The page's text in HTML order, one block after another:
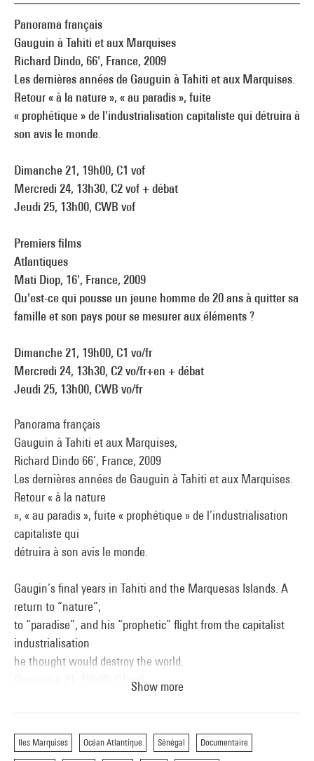
Panorama français
Gauguin à Tahiti et aux Marquises
Richard Dindo, 66', France, 2009
Les dernières années de Gauguin à Tahiti et aux Marquises.
Retour « à la nature », « au paradis », fuite
« prophétique » de l'industrialisation capitaliste qui détruira à
son avis le monde.
Dimanche 21, 19h00, C1 vof
Mercredi 24, 13h30, C2 vof + débat
Jeudi 25, 13h00, CWB vof
Premiers films
Atlantiques
Mati Diop, 16', France, 2009
Qu'est-ce qui pousse un jeune homme de 20 ans à quitter sa
famille et son pays pour se mesurer aux éléments ?
Dimanche 21, 19h00, C1 vo/fr
Mercredi 24, 13h30, C2 vo/fr+en + débat
Jeudi 25, 13h00, CWB vo/fr
Panorama français
Gauguin à Tahiti et aux Marquises,
Richard Dindo 66’, France, 2009
Les dernières années de Gauguin à Tahiti et aux Marquises.
Retour « à la nature
», « au paradis », fuite « prophétique » de l’industrialisation
capitaliste qui
détruira à son avis le monde.
Gaugin’s final years in Tahiti and the Marquesas Islands. A
return to “nature”,
to “paradise”, and his “prophetic” flight from the capitalist
industrialisation
he thought would destroy the world.
Dimanche 21, 19h00, C1 vof
Jeudi 25, 13h00, CWB vof
Show more
Iles Marquises Océan Atlantique Sénégal Documentaire